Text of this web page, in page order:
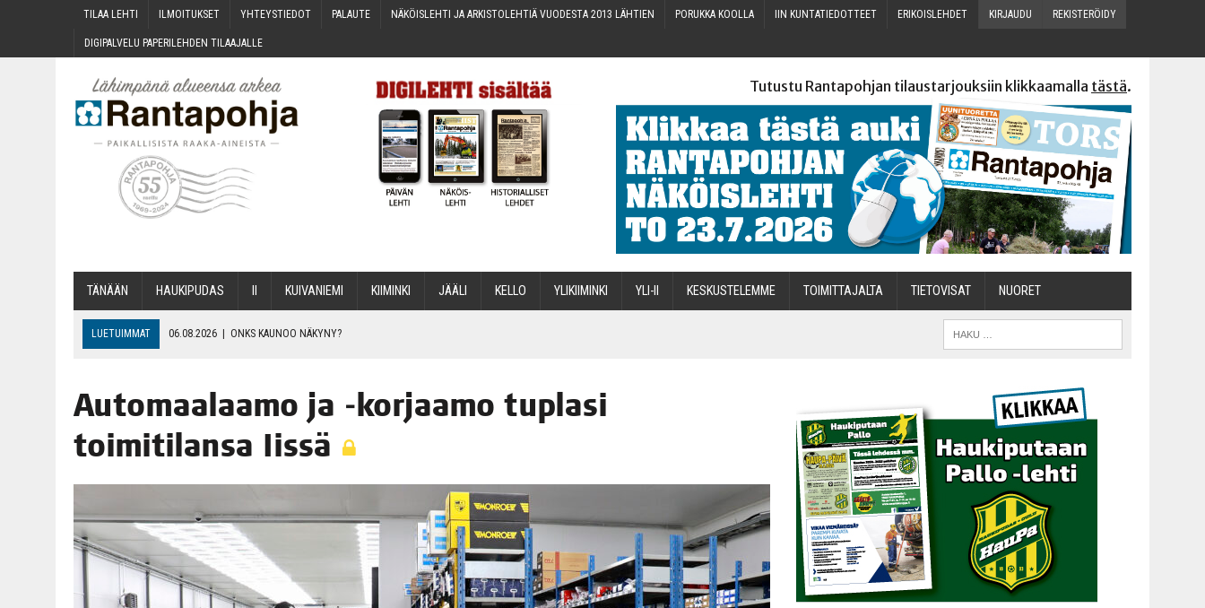
TILAA LEH­TI ILMOI­TUK­SET YHTEYS­TIE­DOT PALAU­TE NÄKÖIS­LEH­TI JA ARKIS­TO­LEH­TIÄ VUO­DES­TA 2013 LÄHTIEN PORUK­KA KOOLLA IIN KUN­TA­TIE­DOT­TEET ERI­KOIS­LEH­DET KIR­JAU­DU REKIS­TE­RÖI­DY
DIGI­PAL­VE­LU PAPE­RI­LEH­DEN TILAAJALLE
Tutustu Rantapohjan tilaustarjouksiin klikkaamalla tästä.
TÄNÄÄN HAU­KI­PU­DAS KUI­VA­NIE­MI KII­MIN­KI JÄÄ­LI KEL­LO YLI­KII­MIN­KI YLI-II KES­KUS­TE­LEM­ME TOI­MIT­TA­JAL­TA TIETOVISAT NUO­RET
LUETUIMMAT 06.08.2026 | ONKS KAU­NOO NÄKYNY?
06.08.2026 OPIN­TOI­HIN KAN­SA­LAIS­OPIS­TOS­SA VOI SAA­DA AVUSTUSTA
06.08.2026 KII­MIN­KI­PÄI­VÄT JÄR­JES­TE­TÄÄN PERIN­TEI­TÄ KUNNIOITTAEN
Auto­maa­laa­mo ja ‑kor­jaa­mo tupla­si
toi­mi­ti­lan­sa Iissä